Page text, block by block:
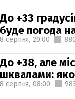
До +33
буде погода
8 серпня, 20:00 880
До +38, але
шквалами:
8 серпня, 08:00 983